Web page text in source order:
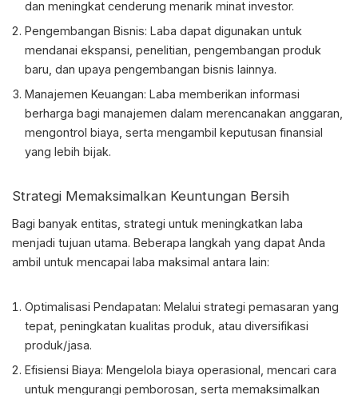
dan meningkat cenderung menarik minat investor.
Pengembangan Bisnis: Laba dapat digunakan untuk
mendanai ekspansi, penelitian, pengembangan produk
baru, dan upaya pengembangan bisnis lainnya.
Manajemen Keuangan: Laba memberikan informasi
berharga bagi manajemen dalam merencanakan anggaran,
mengontrol biaya, serta mengambil keputusan finansial
yang lebih bijak.
Strategi Memaksimalkan Keuntungan Bersih
Bagi banyak entitas, strategi untuk meningkatkan laba
menjadi tujuan utama. Beberapa langkah yang dapat Anda
ambil untuk mencapai laba maksimal antara lain:
Optimalisasi Pendapatan: Melalui strategi pemasaran yang
tepat, peningkatan kualitas produk, atau diversifikasi
produk/jasa.
Efisiensi Biaya: Mengelola biaya operasional, mencari cara
untuk mengurangi pemborosan, serta memaksimalkan